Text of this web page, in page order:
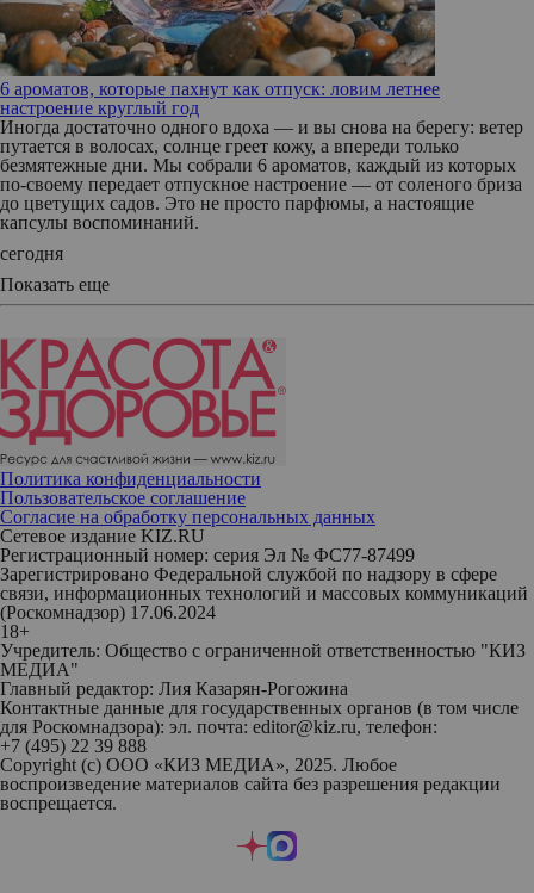
6 ароматов, которые пахнут как отпуск: ловим летнее
настроение круглый год
Иногда достаточно одного вдоха — и вы снова на берегу: ветер
путается в волосах, солнце греет кожу, а впереди только
безмятежные дни. Мы собрали 6 ароматов, каждый из которых
по‑своему передает отпускное настроение — от соленого бриза
до цветущих садов. Это не просто парфюмы, а настоящие
капсулы воспоминаний.
сегодня
Показать еще
Политика конфиденциальности
Пользовательское соглашение
Согласие на обработку персональных данных
Сетевое издание KIZ.RU
Регистрационный номер: серия Эл № ФС77-87499
Зарегистрировано Федеральной службой по надзору в сфере
связи, информационных технологий и массовых коммуникаций
(Роскомнадзор) 17.06.2024
18+
Учредитель: Общество с ограниченной ответственностью "КИЗ
МЕДИА"
Главный редактор: Лия Казарян-Рогожина
Контактные данные для государственных органов (в том числе
для Роскомнадзора): эл. почта: editor@kiz.ru, телефон:
+7 (495) 22 39 888
Copyright (с) ООО «КИЗ МЕДИА», 2025. Любое
воспроизведение материалов сайта без разрешения редакции
воспрещается.